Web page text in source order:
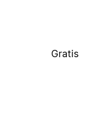
Gratis